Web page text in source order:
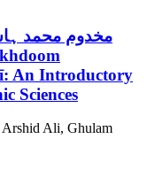
مخدوم محمد
An Introductory
Sciences
Ali, Ghulam